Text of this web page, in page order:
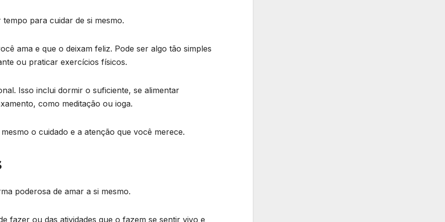
para cuidar de si mesmo.
ama e que o deixam feliz. Pode ser algo tão simples
ou praticar exercícios físicos.
Isso inclui dormir o suficiente, se alimentar
como meditação ou ioga.
o cuidado e a atenção que você merece.
poderosa de amar a si mesmo.
fazer ou das atividades que o fazem se sentir vivo e